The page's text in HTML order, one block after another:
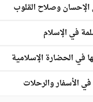
الإحسان وصلاح القلوب
في الإسلام
في الحضارة الإسلامية
الأسفار والرحلات